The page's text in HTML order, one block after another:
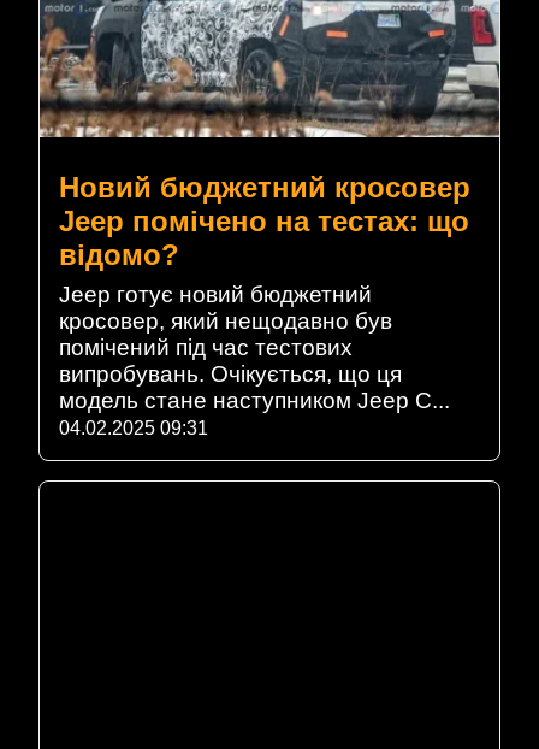
Новий бюджетний кросовер
Jeep помічено на тестах: що
відомо?
Jeep готує новий бюджетний
кросовер, який нещодавно був
помічений під час тестових
випробувань. Очікується, що ця
модель стане наступником Jeep C...
04.02.2025 09:31